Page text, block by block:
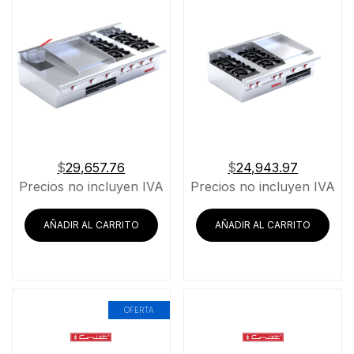
$29,657.76
Precios no incluyen IVA
AÑADIR AL CARRITO
$24,943.97
Precios no incluyen IVA
AÑADIR AL CARRITO
OFERTA